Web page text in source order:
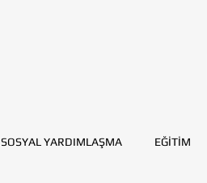
SOSYAL YARDIMLAŞMA EĞİTİM